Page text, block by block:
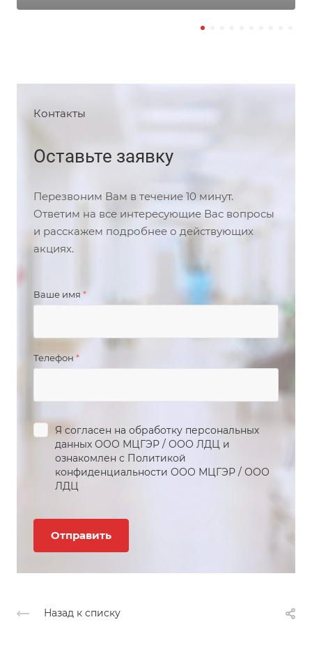
Контакты
Оставьте заявку
Перезвоним Вам в течение 10 минут.
Ответим на все интересующие Вас вопросы
и расскажем подробнее о действующих
акциях.
Ваше имя *
Телефон*
Я согласен на обработку персональных
данных ООО МЦГЭР / ООО ЛДЦ и
ознакомлен с Политикой
конфиденциальности ООО МЦГЭР / ООО
ЛДЦ
Назад к списку